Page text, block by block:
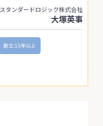
スタンダードロジック株式会社
大塚英事
創立:15年以上